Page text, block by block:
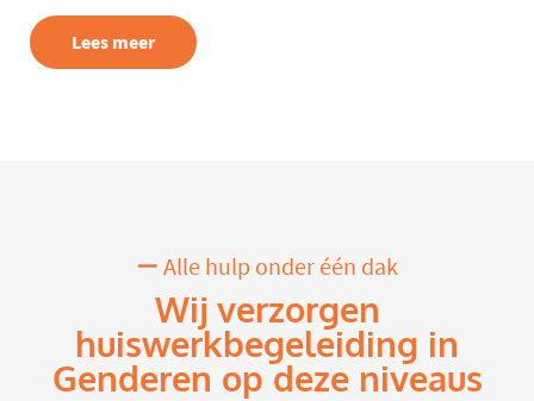
Lees meer
Alle hulp onder één dak
Wij verzorgen
huiswerkbegeleiding in
Genderen op deze niveaus